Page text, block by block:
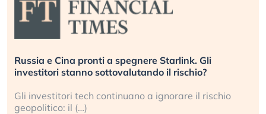
Russia e Cina pronti a spegnere Starlink. Gli
investitori stanno sottovalutando il rischio?
Gli investitori tech continuano a ignorare il rischio
geopolitico: il (…)